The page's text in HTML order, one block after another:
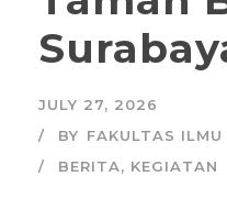
JULY 27, 2026
BY FAKULTAS ILMU
BERITA, KEGIATAN